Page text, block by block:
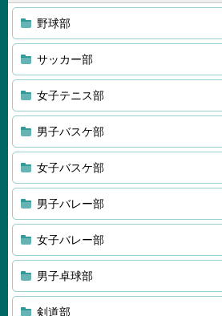
野球部
サッカー部
女子テニス部
男子バスケ部
女子バスケ部
男子バレー部
女子バレー部
男子卓球部
剣道部